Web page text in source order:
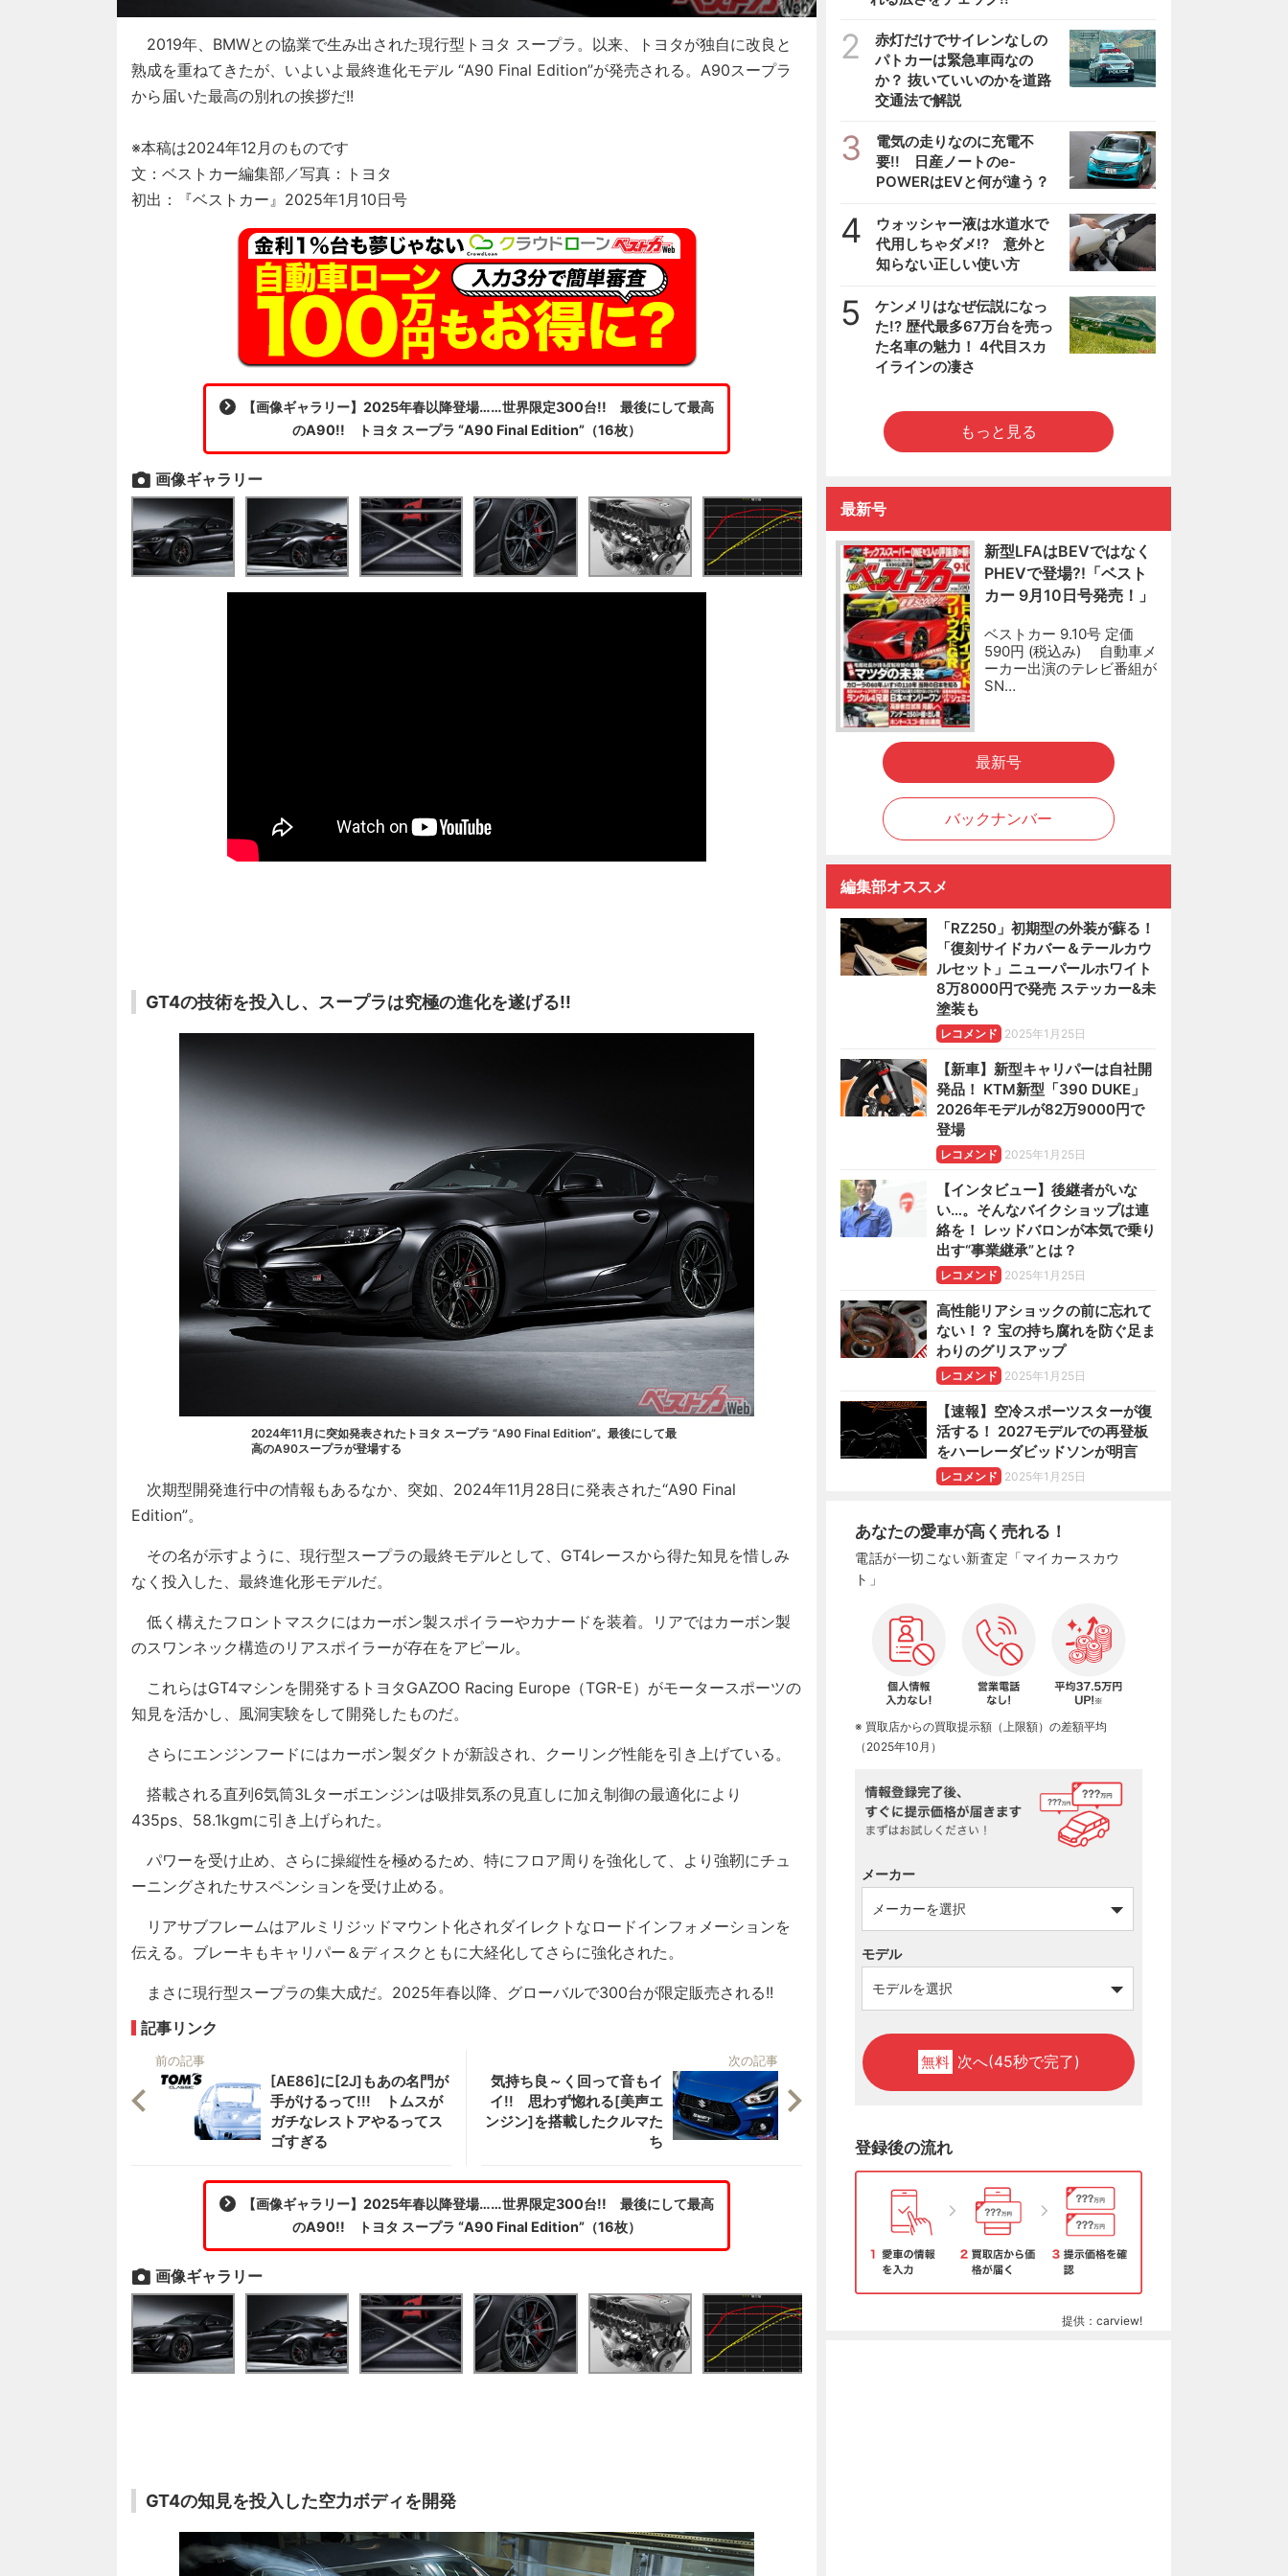
2019年、BMWとの協業で生み出された現行型トヨタ スープラ。以来、トヨタが独自に改良と
熟成を重ねてきたが、いよいよ最終進化モデル “A90 Final Edition”が発売される。A90スープラ
から届いた最高の別れの挨拶だ!!
※本稿は2024年12月のものです
文：ベストカー編集部／写真：トヨタ
初出：『ベストカー』2025年1月10日号
【画像ギャラリー】2025年春以降登場……世界限定300台!! 最後にして最高
のA90!! トヨタ スープラ “A90 Final Edition”（16枚）
画像ギャラリー
GT4の技術を投入し、スープラは究極の進化を遂げる!!
2024年11月に突如発表されたトヨタ スープラ “A90 Final Edition”。最後にして最
高のA90スープラが登場する
次期型開発進行中の情報もあるなか、突如、2024年11月28日に発表された“A90 Final
Edition”。
その名が示すように、現行型スープラの最終モデルとして、GT4レースから得た知見を惜しみ
なく投入した、最終進化形モデルだ。
低く構えたフロントマスクにはカーボン製スポイラーやカナードを装着。リアではカーボン製
のスワンネック構造のリアスポイラーが存在をアピール。
これらはGT4マシンを開発するトヨタGAZOO Racing Europe（TGR-E）がモータースポーツの
知見を活かし、風洞実験をして開発したものだ。
さらにエンジンフードにはカーボン製ダクトが新設され、クーリング性能を引き上げている。
搭載される直列6気筒3Lターボエンジンは吸排気系の見直しに加え制御の最適化により
435ps、58.1kgmに引き上げられた。
パワーを受け止め、さらに操縦性を極めるため、特にフロア周りを強化して、より強靭にチュ
ーニングされたサスペンションを受け止める。
リアサブフレームはアルミリジッドマウント化されダイレクトなロードインフォメーションを
伝える。ブレーキもキャリパー＆ディスクともに大経化してさらに強化された。
まさに現行型スープラの集大成だ。2025年春以降、グローバルで300台が限定販売される!!
記事リンク
前の記事
[AE86]に[2J]もあの名門が
手がけるって!!! トムスが
ガチなレストアやるってス
ゴすぎる
次の記事
気持ち良～く回って音もイ
イ!! 思わず惚れる[美声エ
ンジン]を搭載したクルマた
ち
【画像ギャラリー】2025年春以降登場……世界限定300台!! 最後にして最高
のA90!! トヨタ スープラ “A90 Final Edition”（16枚）
画像ギャラリー
GT4の知見を投入した空力ボディを開発
2
赤灯だけでサイレンなしの
パトカーは緊急車両なの
か？ 抜いていいのかを道路
交通法で解説
3
電気の走りなのに充電不
要!! 日産ノートのe-
POWERはEVと何が違う？
4
ウォッシャー液は水道水で
代用しちゃダメ!? 意外と
知らない正しい使い方
5
ケンメリはなぜ伝説になっ
た!? 歴代最多67万台を売っ
た名車の魅力！ 4代目スカ
イラインの凄さ
もっと見る
最新号
新型LFAはBEVではなく
PHEVで登場?!「ベスト
カー 9月10日号発売！」
ベストカー 9.10号 定価
590円 (税込み) 自動車メ
ーカー出演のテレビ番組が
SN…
最新号
バックナンバー
編集部オススメ
「RZ250」初期型の外装が蘇る！
「復刻サイドカバー＆テールカウ
ルセット」ニューパールホワイト
8万8000円で発売 ステッカー&未
塗装も
レコメンド 2025年1月25日
【新車】新型キャリパーは自社開
発品！ KTM新型「390 DUKE」
2026年モデルが82万9000円で
登場
レコメンド 2025年1月25日
【インタビュー】後継者がいな
い…。そんなバイクショップは連
絡を！ レッドバロンが本気で乗り
出す“事業継承”とは？
レコメンド 2025年1月25日
高性能リアショックの前に忘れて
ない！？ 宝の持ち腐れを防ぐ足ま
わりのグリスアップ
レコメンド 2025年1月25日
【速報】空冷スポーツスターが復
活する！ 2027モデルでの再登板
をハーレーダビッドソンが明言
レコメンド 2025年1月25日
あなたの愛車が高く売れる！
電話が一切こない新査定「マイカースカウ
ト」
※ 買取店からの買取提示額（上限額）の差額平均
（2025年10月）
メーカー
モデル
無料 次へ(45秒で完了)
登録後の流れ
提供：carview!